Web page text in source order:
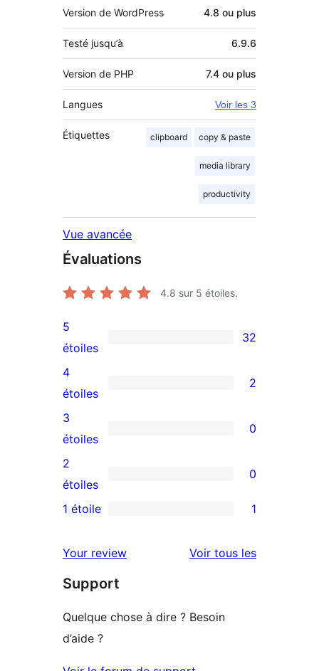
Version de WordPress 4.8 ou plus
Testé jusqu’à 6.9.6
Version de PHP 7.4 ou plus
Langues Voir les 3
Étiquettes clipboard copy & paste
media library
productivity
Vue avancée
Évaluations
4.8 sur 5 étoiles.
32
avis
à
5
étoiles
5
étoiles
32
2
avis
à
4
étoiles
4
étoiles
2
0
avis
à
3
3
étoiles
0
0
avis
2
2
étoiles
0
à
1
1 étoile 1
Your review Voir tous lesavis
Support
Quelque chose à dire ? Besoin
d’aide ?